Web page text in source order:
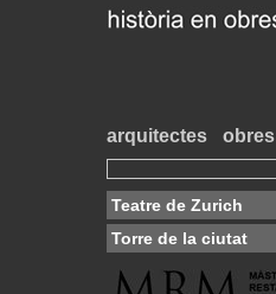
arquitectes obres
Teatre de Zurich
Torre de la ciutat